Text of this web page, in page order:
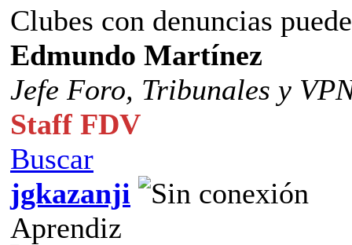
Clubes con denuncias
Edmundo Martínez
Jefe Foro, Tribunales y
Staff FDV
Buscar
jgkazanji
Aprendiz